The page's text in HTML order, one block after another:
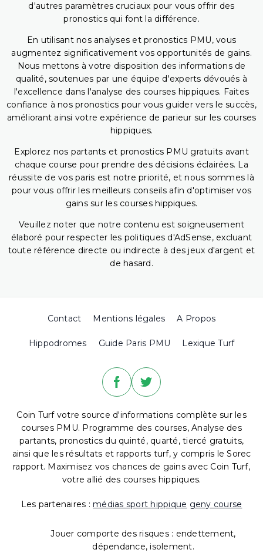
d'autres paramètres cruciaux pour vous offrir des
pronostics qui font la différence.
En utilisant nos analyses et pronostics PMU, vous
augmentez significativement vos opportunités de gains.
Nous mettons à votre disposition des informations de
qualité, soutenues par une équipe d'experts dévoués à
l'excellence dans l'analyse des courses hippiques. Faites
confiance à nos pronostics pour vous guider vers le succès,
améliorant ainsi votre expérience de parieur sur les courses
hippiques.
Explorez nos partants et pronostics PMU gratuits avant
chaque course pour prendre des décisions éclairées. La
réussite de vos paris est notre priorité, et nous sommes là
pour vous offrir les meilleurs conseils afin d'optimiser vos
gains sur les courses hippiques.
Veuillez noter que notre contenu est soigneusement
élaboré pour respecter les politiques d'AdSense, excluant
toute référence directe ou indirecte à des jeux d'argent et
de hasard.
Contact Mentions légales A Propos
Hippodromes Guide Paris PMU Lexique Turf
Coin Turf votre source d'informations complète sur les
courses PMU. Programme des courses, Analyse des
partants, pronostics du quinté, quarté, tiercé gratuits,
ainsi que les résultats et rapports turf, y compris le Sorec
rapport. Maximisez vos chances de gains avec Coin Turf,
votre allié des courses hippiques.
Les partenaires : médias sport hippique geny course
Jouer comporte des risques : endettement,
dépendance, isolement.